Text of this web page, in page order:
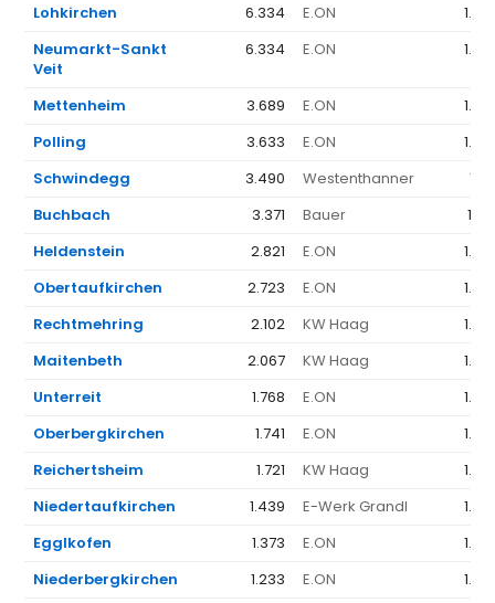
Lohkirchen
6.334 E.ON
Neumarkt-Sankt
Veit
6.334 E.ON
Mettenheim 3.689 E.ON
Polling
3.633 E.ON
Schwindegg
3.490 Westenthanner
Buchbach
3.371 Bauer
Heldenstein
2.821 E.ON
Obertaufkirchen
2.723 E.ON
Rechtmehring
2.102 KW Haag
Maitenbeth
2.067 KW Haag
Unterreit
1.768 E.ON
Oberbergkirchen
1.741 E.ON
Reichertsheim
1.721 KW Haag
Niedertaufkirchen
1.439 E-Werk Grandl
Egglkofen
1.373 E.ON
Niederbergkirchen
1.233 E.ON